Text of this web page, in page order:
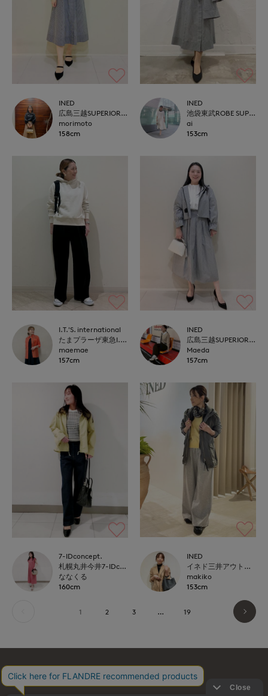
INED
広島三越SUPERIORCLOSET
morimoto
158cm
INED
池袋東武ROBE SUPERIOR CLOSET
ai
153cm
I.T.'S. international
たまプラーザ東急I.T.'S.international
maemae
157cm
INED
広島三越SUPERIORCLOSET
Maeda
157cm
7-IDconcept.
札幌丸井今井7-IDconcept.
ななくる
160cm
INED
イネド三井アウトレットパーク多摩南大沢店
makiko
153cm
1 2 3 … 19